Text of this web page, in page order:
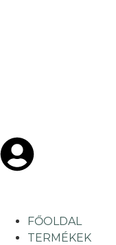
FŐOLDAL
TERMÉKEK